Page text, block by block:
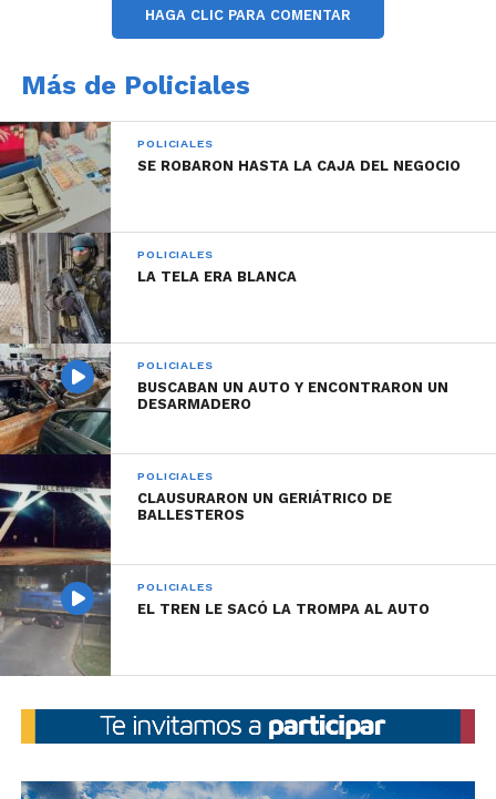
HAGA CLIC PARA COMENTAR
Más de Policiales
POLICIALES
SE ROBARON HASTA LA CAJA DEL NEGOCIO
POLICIALES
LA TELA ERA BLANCA
POLICIALES
BUSCABAN UN AUTO Y ENCONTRARON UN
DESARMADERO
POLICIALES
CLAUSURARON UN GERIÁTRICO DE
BALLESTEROS
POLICIALES
EL TREN LE SACÓ LA TROMPA AL AUTO